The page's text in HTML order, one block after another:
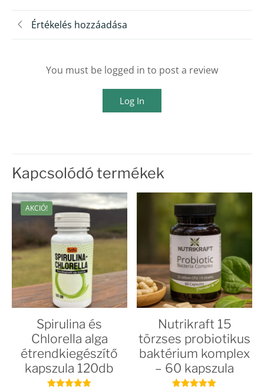
Értékelés hozzáadása
You must be logged in to post a review
Log In
Kapcsolódó termékek
AKCIÓ!
Spirulina és
Chlorella alga
étrendkiegészítő
kapszula 120db
Nutrikraft 15
törzses probiotikus
baktérium komplex
– 60 kapszula